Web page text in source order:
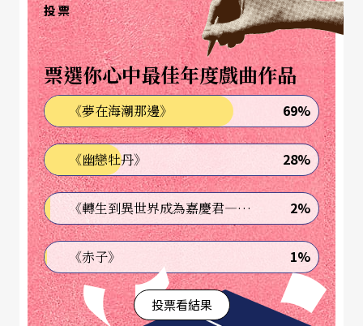
待遇」等反對聲浪。
投票
票選你心中最佳年度戲曲作品
《夢在海潮那邊》 69%
《幽戀牡丹》 28%
《轉生到異世界成為嘉慶君—發現我的祖先是詐騙集團!?》 2%
《赤子》 1%
投票看結果